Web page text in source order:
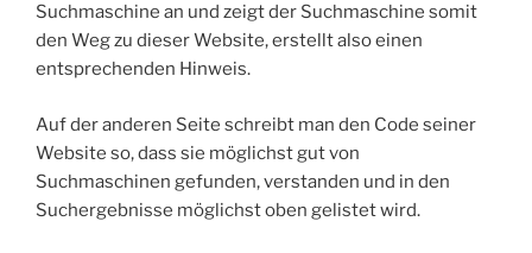
Suchmaschine an und zeigt der Suchmaschine somit
den Weg zu dieser Website, erstellt also einen
entsprechenden Hinweis.
Auf der anderen Seite schreibt man den Code seiner
Website so, dass sie möglichst gut von
Suchmaschinen gefunden, verstanden und in den
Suchergebnisse möglichst oben gelistet wird.